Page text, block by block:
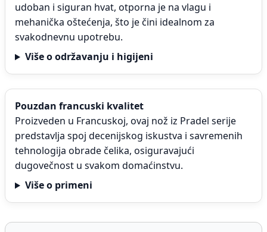
udoban i siguran hvat, otporna je na vlagu i
mehanička oštećenja, što je čini idealnom za
svakodnevnu upotrebu.
Više o održavanju i higijeni
Pouzdan francuski kvalitet
Proizveden u Francuskoj, ovaj nož iz Pradel serije
predstavlja spoj decenijskog iskustva i savremenih
tehnologija obrade čelika, osiguravajući
dugovečnost u svakom domaćinstvu.
Više o primeni